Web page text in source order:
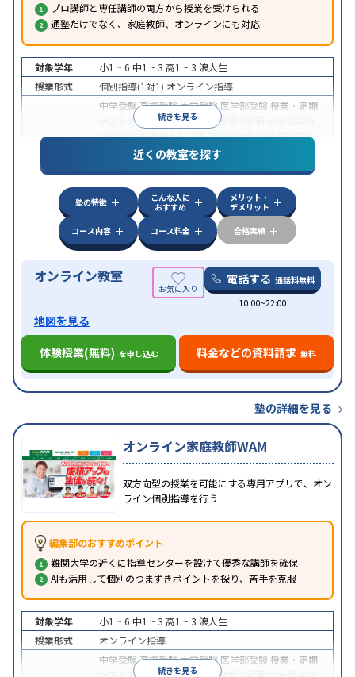
プロ講師と専任講師の両方から授業を受けられる
通塾だけでなく、家庭教師、オンラインにも対応
続きを見る
対象学年 小1 ~ 6 中1 ~ 3 高1 ~ 3 浪人生
授業形式
個別指導(1対1) オンライン指導
中学受験高校受験大学受験 医学部受験 授業・定期
テスト対策
内申点対策 学習習慣の定着
(旧AO)対策推薦入試対策学校別特化対策国公立大
私大対策共通テスト対策
英語・英会話特化
特徴
中高一貫校生に対応授業の振替可能 不登校生に対
オンライン対応 1科目から受講可能季節講習の
みの受講可
自習室あり
近くの教室を探す
塾の特徴
こんな人に
おすすめ
メリット・
デメリット
コース内容
コース料金 合格実績
オンライン教室 電話する 通話料無料
10:00~22:00
地図を見る
体験授業(無料) を申し込む 料金などの資料請求 無料
塾の詳細を見る
オンライン家庭教師WAM
双方向型の授業を可能にする専用アプリで、オン
ライン個別指導を行う
編集部のおすすめポイント
難関大学の近くに指導センターを設けて優秀な講師を確保
AIも活用して個別のつまずきポイントを探り、苦手を克服
続きを見る
対象学年 小1 ~ 6 中1 ~ 3 高1 ~ 3 浪人生
授業形式
オンライン指導
中学受験高校受験大学受験 医学部受験 授業・定期